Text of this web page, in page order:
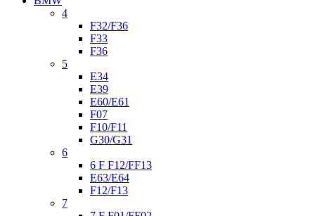
4
F32/F36
F33
F36
5
E34
E39
E60/E61
F07
F10/F11
G30/G31
6
6 F F12/FF13
E63/E64
F12/F13
7